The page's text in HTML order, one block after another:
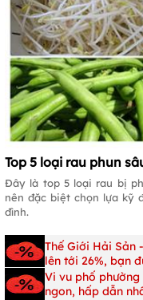
Top 5 loại rau phun
Đây là top 5 loại rau bị
nên đặc biệt chọn lựa kỹ
đình.
Thế Giới Hải Sản
lên tới 26%, bạn
Vi vu phố
ngon, hấp dẫn